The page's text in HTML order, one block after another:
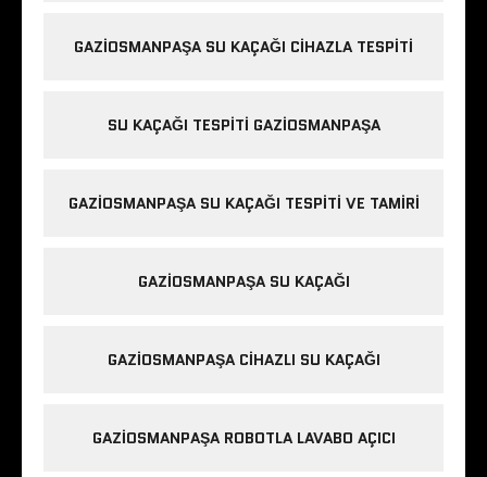
GAZIOSMANPAŞA SU KAÇAĞI CIHAZLA TESPITI
SU KAÇAĞI TESPITI GAZIOSMANPAŞA
GAZIOSMANPAŞA SU KAÇAĞI TESPITI VE TAMIRI
GAZIOSMANPAŞA SU KAÇAĞI
GAZIOSMANPAŞA CIHAZLI SU KAÇAĞI
GAZIOSMANPAŞA ROBOTLA LAVABO AÇICI